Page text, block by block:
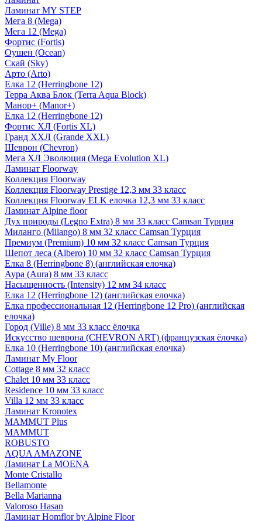
Ламинат MY STEP
Мега 8 (Mega)
Мега 12 (Mega)
Фортис (Fortis)
Оушен (Ocean)
Скай (Sky)
Арто (Arto)
Елка 12 (Herringbone 12)
Терра Аква Блок (Terra Aqua Block)
Манор+ (Manor+)
Елка 12 (Herringbone 12)
Фортис ХЛ (Fortis XL)
Гранд ХХЛ (Grande XXL)
Шеврон (Chevron)
Мега ХЛ Эволюция (Mega Evolution XL)
Ламинат Floorway
Коллекция Floorway
Коллекция Floorway Prestige 12,3 мм 33 класс
Коллекция Floorway ELK елочка 12,3 мм 33 класс
Ламинат Alpine floor
Дух природы (Legno Extra) 8 мм 33 класс Camsan Турция
Миланго (Milango) 8 мм 32 класс Camsan Турция
Премиум (Premium) 10 мм 32 класс Camsan Турция
Шепот леса (Albero) 10 мм 32 класс Camsan Турция
Елка 8 (Herringbone 8) (английская елочка)
Аура (Aura) 8 мм 33 класс
Насыщенность (Intensity) 12 мм 34 класс
Елка 12 (Herringbone 12) (английская елочка)
Елка профессиональная 12 (Herringbone 12 Pro) (английская
елочка)
Город (Ville) 8 мм 33 класс ёлочка
Искусство шеврона (CHEVRON ART) (французская ёлочка)
Елка 10 (Herringbone 10) (английская елочка)
Ламинат My Floor
Cottage 8 мм 32 класс
Chalet 10 мм 33 класс
Residence 10 мм 33 класс
Villa 12 мм 33 класс
Ламинат Kronotex
MAMMUT Plus
MAMMUT
ROBUSTO
AQUA AMAZONE
Ламинат La MOENA
Monte Cristallo
Bellamonte
Bella Marianna
Valoroso Hasan
Ламинат Homflor by Alpine Floor